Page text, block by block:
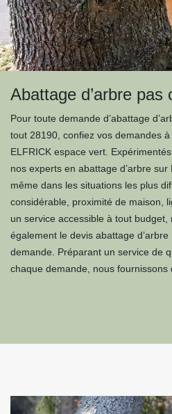
Abattage d’arbre pas
Pour toute demande d’abattage
tout 28190, confiez vos demandes
ELFRICK espace vert.
nos experts en abattage d’arbre
même dans les situations les plus
considérable, proximité de maison,
un service accessible à tout
également le devis abattage
demande. Préparant un service de
chaque demande, nous fournissons